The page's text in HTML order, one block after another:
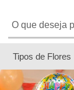
Tipos de Flores